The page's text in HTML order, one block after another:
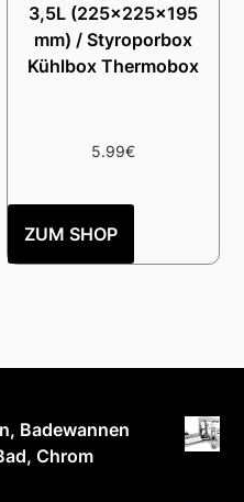
3,5L (225x225x195
mm) / Styroporbox
Kühlbox Thermobox
5.99€
ZUM SHOP
Badewannen
Chrom